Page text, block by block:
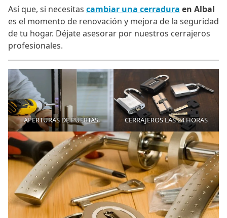
Así que, si necesitas cambiar una cerradura en Albal
es el momento de renovación y mejora de la seguridad
de tu hogar. Déjate asesorar por nuestros cerrajeros
profesionales.
APERTURAS DE PUERTAS CERRAJEROS LAS 24 HORAS